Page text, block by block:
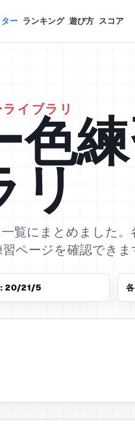
ー ランキング 遊び方 スコア
イブラリ
色
リ
覧にまとめました
ページを確認できま
: 20/21/5